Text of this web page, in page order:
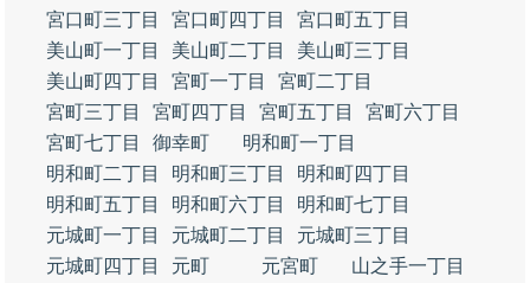
宮口町三丁目
宮口町四丁目
宮口町五丁目
美山町一丁目
美山町二丁目
美山町三丁目
美山町四丁目
宮町一丁目
宮町二丁目
宮町三丁目
宮町四丁目 宮町五丁目
宮町六丁目
宮町七丁目
御幸町
明和町一丁目
明和町二丁目
明和町三丁目
明和町四丁目
明和町五丁目
明和町六丁目
明和町七丁目
元城町一丁目
元城町二丁目
元城町三丁目
元城町四丁目
元町 元宮町
山之手一丁目